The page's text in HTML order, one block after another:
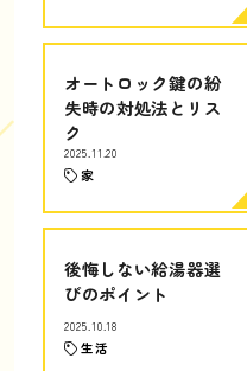
オートロック鍵の紛
失時の対処法とリス
ク
2025.11.20
家
後悔しない給湯器選
びのポイント
2025.10.18
生活